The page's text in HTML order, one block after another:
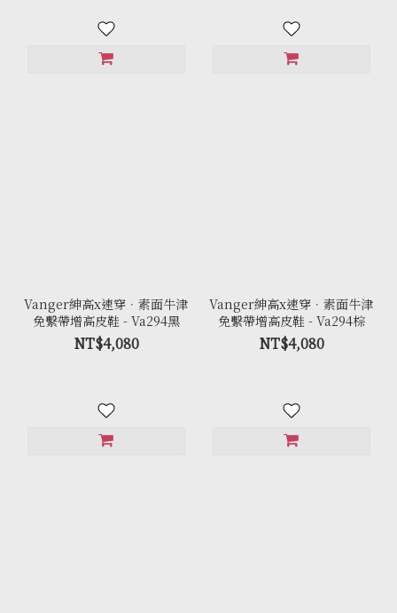
Vanger紳高x速穿．素面牛津
免繫帶增高皮鞋 - Va294黑
NT$4,080
Vanger紳高x速穿．素面牛津
免繫帶增高皮鞋 - Va294棕
NT$4,080